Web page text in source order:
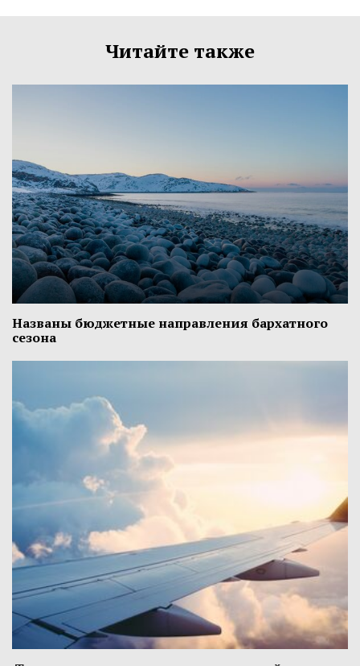
Читайте также
Названы бюджетные направления бархатного
сезона